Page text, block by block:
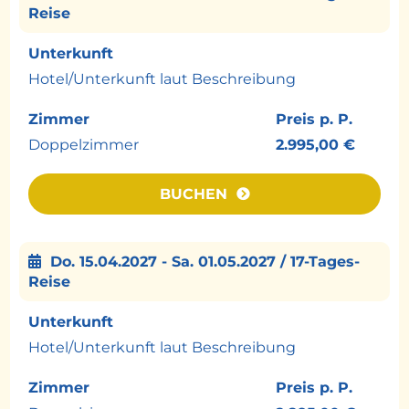
und beeindruckenden Naturerlebnissen
Maharadschas.
**Programmänderungen vorbehalten. **
Highlights
Alt-Delhi mit Rikschafahrt durch Chandni
Die kunstvoll bemalten Havelis von
Festungen und Paläste in Bikaner,
Jodhpur und Jaipur.
und Residenzen.
Reise
Unterkunft
Hotel/Unterkunft laut Beschreibung
Zimmer
Doppelzimmer
Preis p. P.
2.995,00 €
BUCHEN
Do. 15.04.2027 - Sa. 01.05.2027 / 17-Tages-
Reise
Unterkunft
Hotel/Unterkunft laut Beschreibung
Zimmer
Preis p. P.